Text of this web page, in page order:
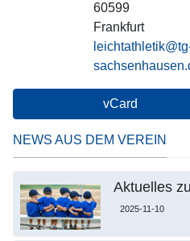
60599
Frankfurt
E-Mail
vCard
NEWS AUS DEM VEREIN
Aktuelles
2025-11-10